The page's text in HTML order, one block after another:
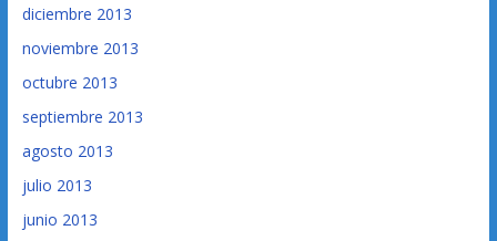
diciembre 2013
noviembre 2013
octubre 2013
septiembre 2013
agosto 2013
julio 2013
junio 2013